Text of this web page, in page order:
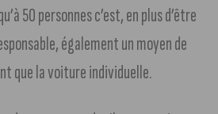
50 personnes c’est, en plus d’être
également un moyen de
que la voiture individuelle.